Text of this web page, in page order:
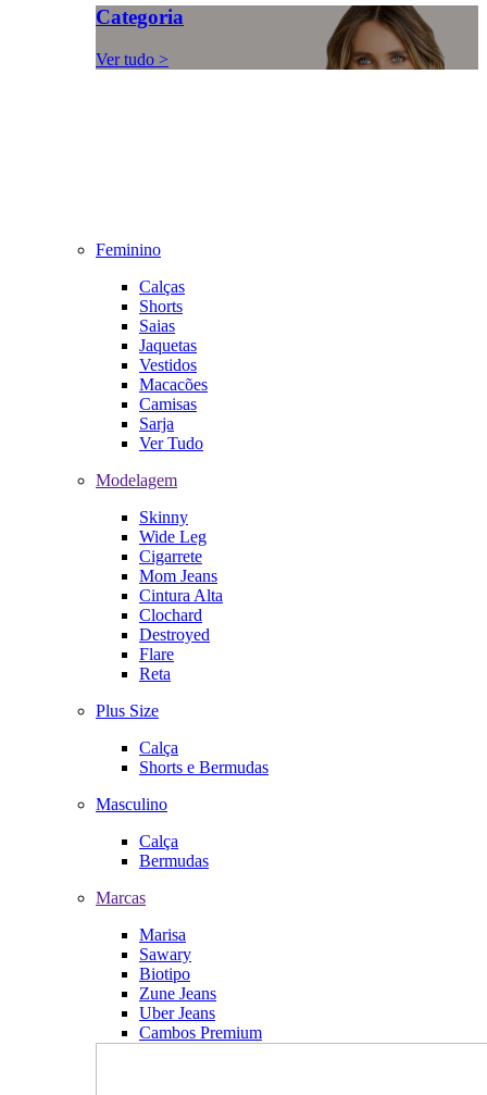
Categoria
Ver tudo >
Feminino
Calças
Shorts
Saias
Jaquetas
Vestidos
Macacões
Camisas
Sarja
Ver Tudo
Modelagem
Skinny
Wide Leg
Cigarrete
Mom Jeans
Cintura Alta
Clochard
Destroyed
Flare
Reta
Plus Size
Calça
Shorts e Bermudas
Masculino
Calça
Bermudas
Marcas
Marisa
Sawary
Biotipo
Zune Jeans
Uber Jeans
Cambos Premium